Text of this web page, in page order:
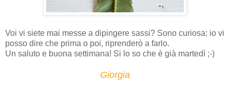
Voi vi siete mai messe a dipingere sassi? Sono curiosa; io vi
posso dire che prima o poi, riprenderò a farlo.
Un saluto e buona settimana! Si lo so che è già martedì ;-)
Giorgia